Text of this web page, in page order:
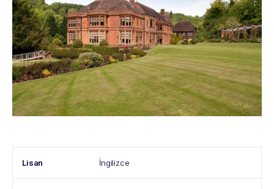
Lisan İngilizce